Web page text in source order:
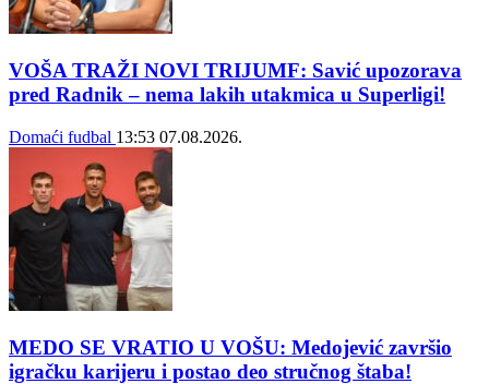
VOŠA TRAŽI NOVI TRIJUMF: Savić upozorava
pred Radnik – nema lakih utakmica u Superligi!
Domaći fudbal 13:53 07.08.2026.
MEDO SE VRATIO U VOŠU: Medojević završio
igračku karijeru i postao deo stručnog štaba!